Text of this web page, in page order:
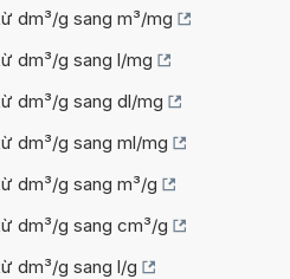
dm³/g sang m³/mg
dm³/g sang l/mg
dm³/g sang dl/mg
dm³/g sang ml/mg
dm³/g sang m³/g
dm³/g sang cm³/g
dm³/g sang l/g